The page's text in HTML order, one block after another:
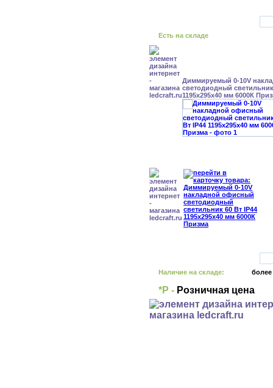
Есть на складе
Диммируемый 0-10V
светодиодный
1195x295x40 мм 6000К
Наличие на складе: более
*Р - Розничная цена